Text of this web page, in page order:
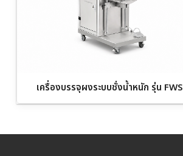
เครื่องบรรจุผงระบบชั่งน้ำหนัก รุ่น FWS